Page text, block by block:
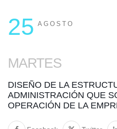
25 AGOSTO
MARTES
DISEÑO DE LA
ADMINISTRACIÓN QUE
OPERACIÓN DE LA